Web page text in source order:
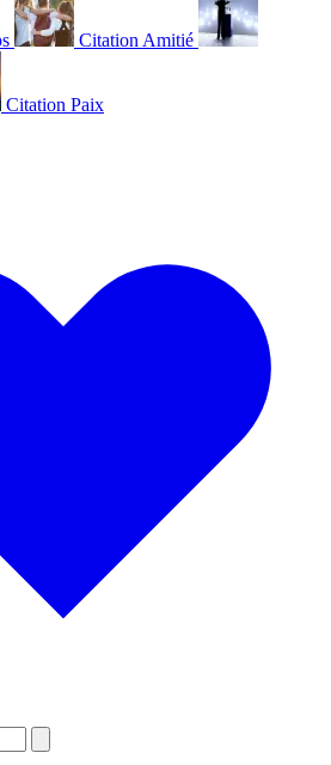
Citation Amitié
Citation Paix